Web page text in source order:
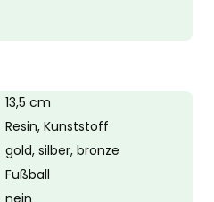
13,5 cm
Resin, Kunststoff
gold, silber, bronze
Fußball
nein